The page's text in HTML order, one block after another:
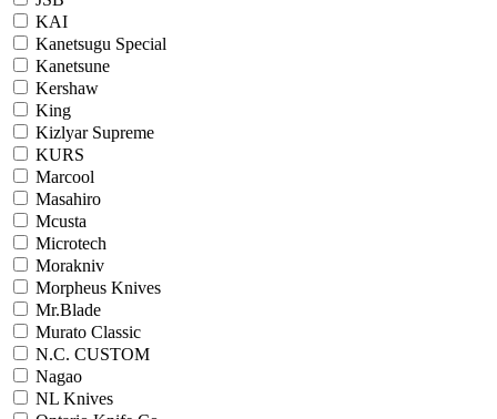
KAI
Kanetsugu Special
Kanetsune
Kershaw
King
Kizlyar Supreme
KURS
Marcool
Masahiro
Mcusta
Microtech
Morakniv
Morpheus Knives
Mr.Blade
Murato Classic
N.C. CUSTOM
Nagao
NL Knives